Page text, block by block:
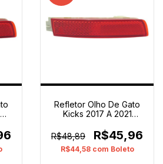
Refletor Olho De Gato
Kicks 2017 A 2021
Vermelho
R$48,89 R$45,96
R$44,58 com Boleto